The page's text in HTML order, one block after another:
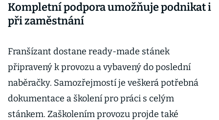
Kompletní podpora umožňuje podnikat i
při zaměstnání
Franšízant dostane ready-made stánek
připravený k provozu a vybavený do poslední
naběračky. Samozřejmostí je veškerá potřebná
dokumentace a školení pro práci s celým
stánkem. Zaškolením provozu projde také